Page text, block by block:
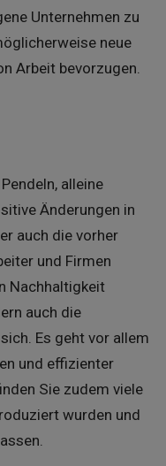
Unternehmen zu
neue
Arbeit bevorzugen.
alleine
Änderungen in
auch die vorher
und Firmen
Nachhaltigkeit
auch die
Es geht vor allem
und effizienter
Sie zudem viele
wurden und